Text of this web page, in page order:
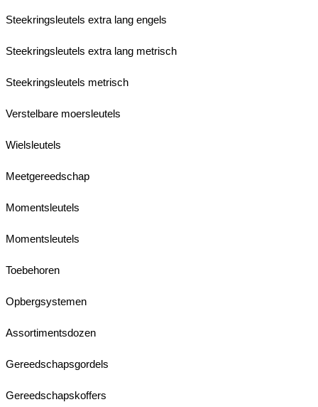
Steekringsleutels extra lang engels
Steekringsleutels extra lang metrisch
Steekringsleutels metrisch
Verstelbare moersleutels
Wielsleutels
Meetgereedschap
Momentsleutels
Momentsleutels
Toebehoren
Opbergsystemen
Assortimentsdozen
Gereedschapsgordels
Gereedschapskoffers